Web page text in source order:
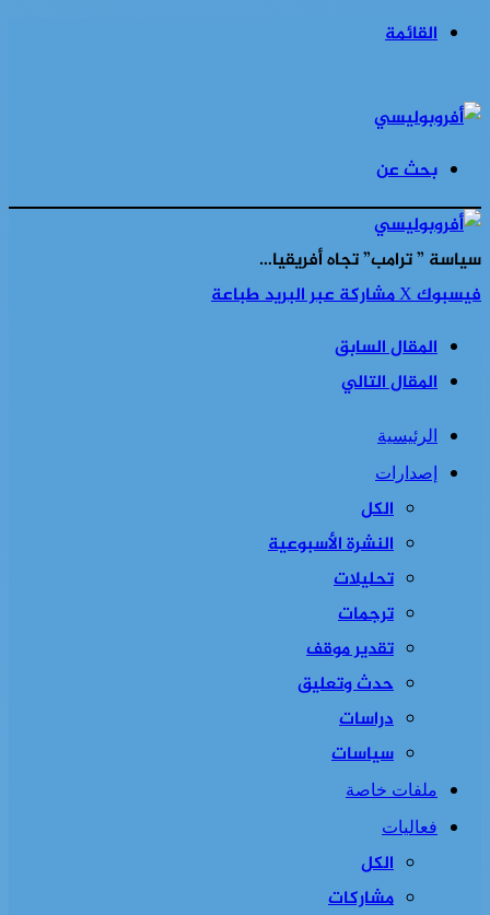
القائمة
بحث عن
سياسة ” ترامب” تجاه أفريقيا…
فيسبوك‫Xمشاركة عبر البريدطباعة
المقال السابق
المقال التالي
الرئيسية
إصدارات
الكل
النشرة الأسبوعية
تحليلات
ترجمات
تقدير موقف
حدث وتعليق
دراسات
سياسات
ملفات خاصة
فعاليات
الكل
مشاركات